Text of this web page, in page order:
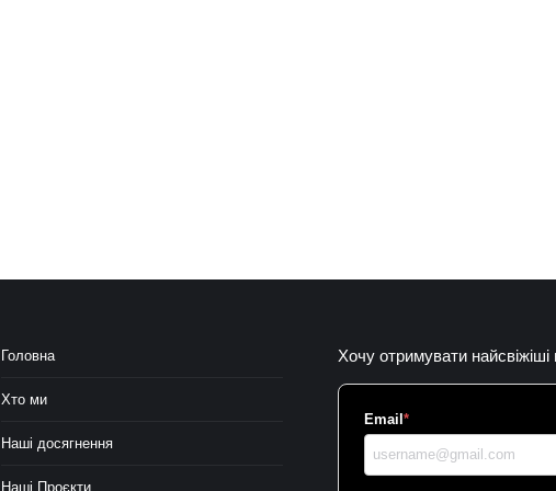
Головна
Хто ми
Наші досягнення
Наші Проєкти
Хочу отримувати найсвіжіші
Email *